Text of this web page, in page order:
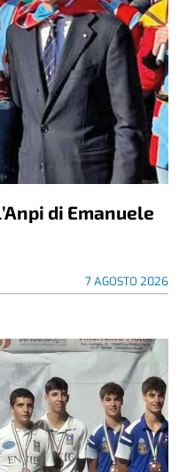
di Emanuele
7 AGOSTO 2026